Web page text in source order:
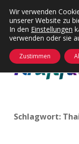
Schlagwort:
Wir verwenden
unserer Website zu
In den Einstellungen
verwenden oder sie
Zustimmen